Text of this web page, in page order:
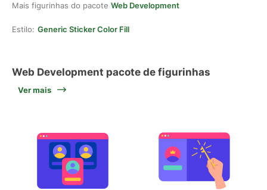
Mais figurinhas do pacote Web Development
Estilo: Generic Sticker Color Fill
Web Development pacote de figurinhas
Ver mais